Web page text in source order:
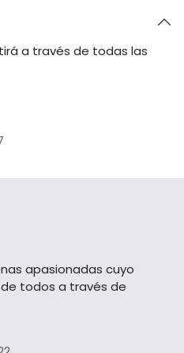
a través de todas las
apasionadas cuyo
todos a través de